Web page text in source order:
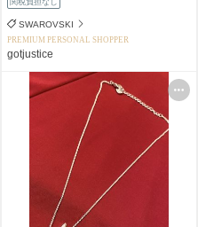
SWAROVSKI
PREMIUM PERSONAL SHOPPER
gotjustice